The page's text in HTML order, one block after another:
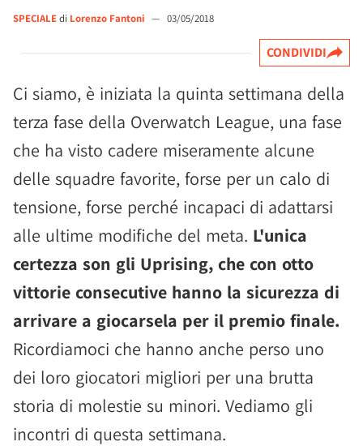
SPECIALEdi Lorenzo Fantoni — 03/05/2018
CONDIVIDI
Ci siamo, è iniziata la quinta settimana della
terza fase della Overwatch League, una fase
che ha visto cadere miseramente alcune
delle squadre favorite, forse per un calo di
tensione, forse perché incapaci di adattarsi
alle ultime modifiche del meta. L'unica
certezza son gli Uprising, che con otto
vittorie consecutive hanno la sicurezza di
arrivare a giocarsela per il premio finale.
Ricordiamoci che hanno anche perso uno
dei loro giocatori migliori per una brutta
storia di molestie su minori. Vediamo gli
incontri di questa settimana.